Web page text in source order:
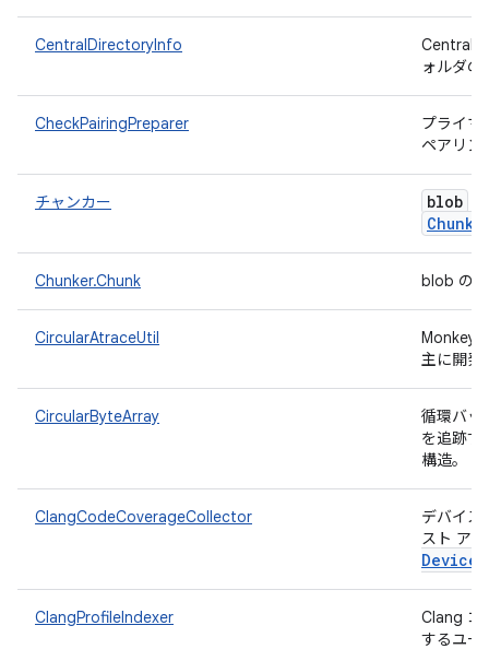
CentralDirectoryInfo
ォルダ
CheckPairingPreparer
プライマ
ペアリ
チャンカー blob
Chunk
Chunker.Chunk blob の
CircularAtraceUtil
Monkey
主に開発
CircularByteArray
循環バッ
を追跡す
構造。
ClangCodeCoverageCollector
デバイス
スト ア
Device
ClangProfileIndexer
Clang コ
するユー